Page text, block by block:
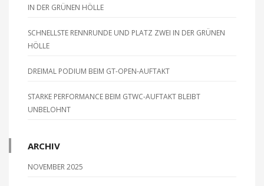
IN DER GRÜNEN HÖLLE
SCHNELLSTE RENNRUNDE UND PLATZ ZWEI IN DER GRÜNEN
HÖLLE
DREIMAL PODIUM BEIM GT-OPEN-AUFTAKT
STARKE PERFORMANCE BEIM GTWC-AUFTAKT BLEIBT
UNBELOHNT
ARCHIV
NOVEMBER 2025